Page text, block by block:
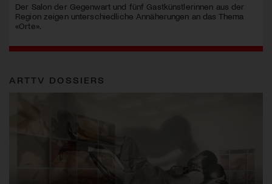
Der Salon der Gegenwart und fünf Gastkünstlerinnen aus der
Region zeigen unterschiedliche Annäherungen an das Thema
«Orte».
ARTTV DOSSIERS